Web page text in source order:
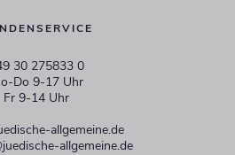
30 275833 0
Do 9-17 Uhr
Fr 9-14 Uhr
allgemeine.de
allgemeine.de